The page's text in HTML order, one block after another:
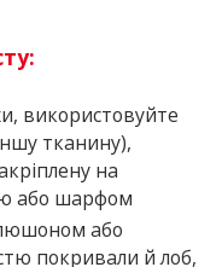
використовуйте
тканину),
на
або шарфом
або
покривали й лоб,